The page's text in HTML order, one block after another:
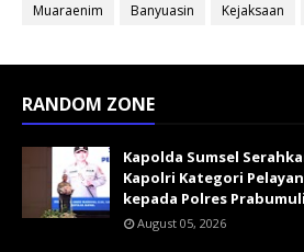
Muaraenim
Banyuasin Kejaksaan
RANDOM ZONE
Kapolda Sumsel
Kapolri Kategori
kepada Polres
August 05, 2026